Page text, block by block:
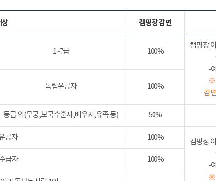
상 캠핑장 감면
1~7급 100%
캠핑장
-
※
감
독립유공자 100%
등급 외(무궁,보국수훈자,배우자,유족 등) 50%
공자 100%
캠핑장
-
※
급자 100%